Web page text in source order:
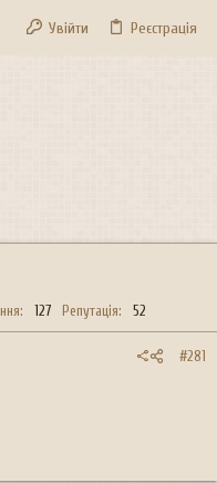
Увійти Реєстрація
127 Репутація 52
#281